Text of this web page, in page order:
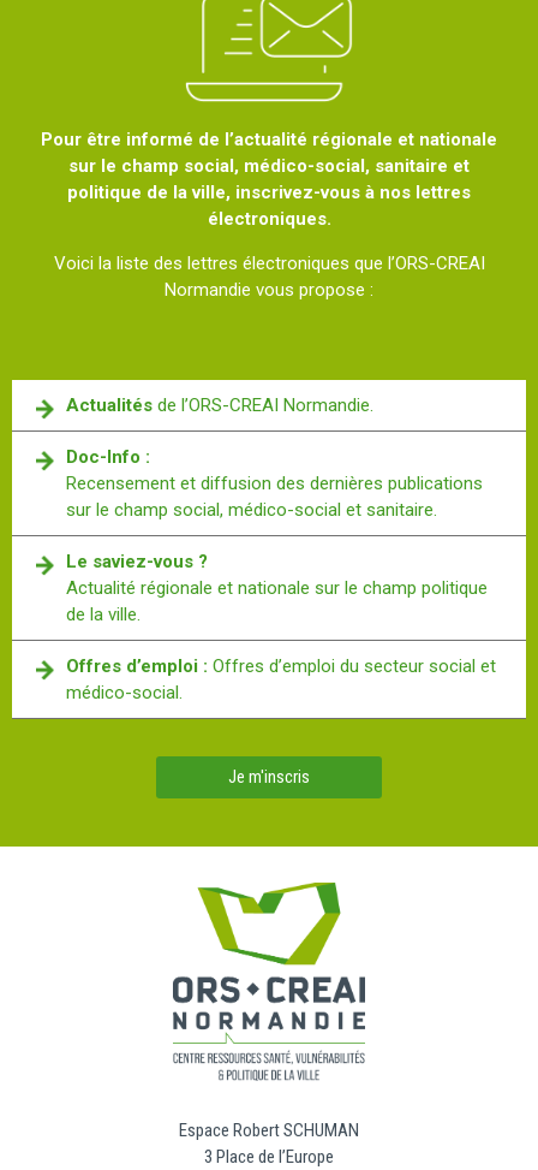
Pour être informé de l’actualité régionale et nationale
sur le champ social, médico-social, sanitaire et
politique de la ville, inscrivez-vous à nos lettres
électroniques.
Voici la liste des lettres électroniques que l’ORS-CREAI
Normandie vous propose :
Actualités de l’ORS-CREAI Normandie.
Doc-Info :
Recensement et diffusion des dernières publications
sur le champ social, médico-social et sanitaire.
Le saviez-vous ?
Actualité régionale et nationale sur le champ politique
de la ville.
Offres d’emploi : Offres d’emploi du secteur social et
médico-social.
Je m'inscris
Espace Robert SCHUMAN
3 Place de l’Europe